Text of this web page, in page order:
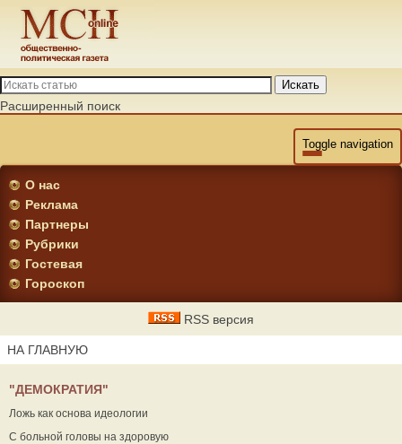
Искать
Расширенный поиск
Toggle navigation
О нас
Реклама
Партнеры
Рубрики
Гостевая
Гороскоп
RSS версия
НА ГЛАВНУЮ
"ДЕМОКРАТИЯ"
Ложь как основа идеологии
С больной головы на здоровую